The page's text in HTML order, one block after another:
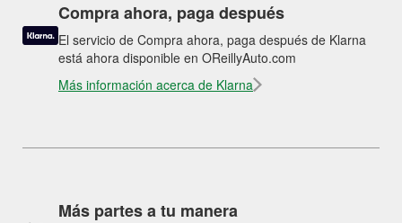
Compra ahora, paga después
El servicio de Compra ahora, paga después de Klarna
está ahora disponible en OReillyAuto.com
Más información acerca de Klarna
Más partes a tu manera